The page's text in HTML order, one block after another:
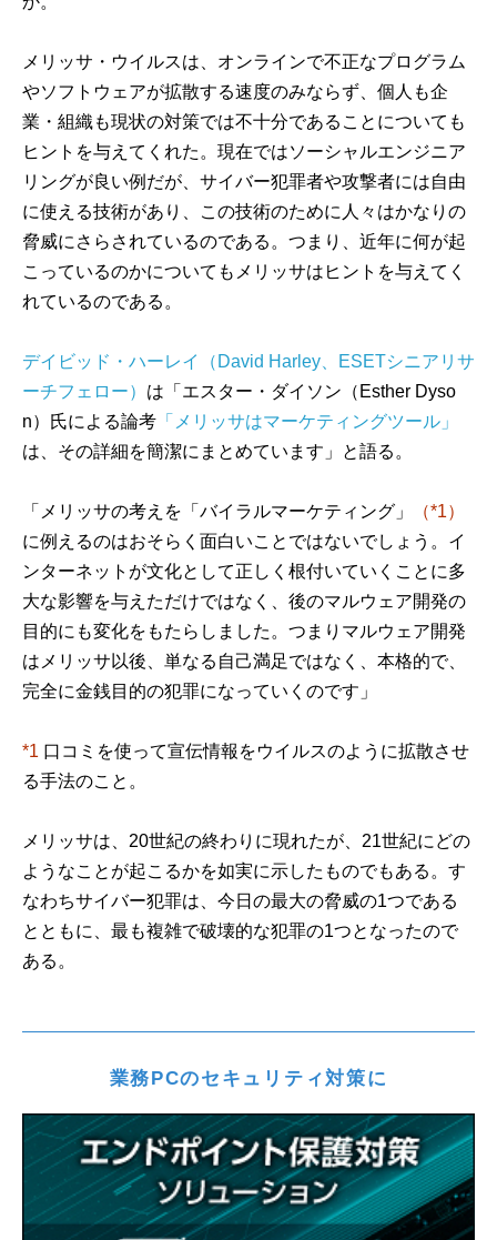
メリッサ・ウイルスは、オンラインで不正なプログラム
やソフトウェアが拡散する速度のみならず、個人も企
業・組織も現状の対策では不十分であることについても
ヒントを与えてくれた。現在ではソーシャルエンジニア
リングが良い例だが、サイバー犯罪者や攻撃者には自由
に使える技術があり、この技術のために人々はかなりの
脅威にさらされているのである。つまり、近年に何が起
こっているのかについてもメリッサはヒントを与えてく
れているのである。
デイビッド・ハーレイ（David Harley、ESETシニアリサ
ーチフェロー） は「エスター・ダイソン（Esther Dyso
n）氏による論考 「メリッサはマーケティングツール」
は、その詳細を簡潔にまとめています」と語る。
「メリッサの考えを「バイラルマーケティング」
（*1）
に例えるのはおそらく面白いことではないでしょう。イ
ンターネットが文化として正しく根付いていくことに多
大な影響を与えただけではなく、後のマルウェア開発の
目的にも変化をもたらしました。つまりマルウェア開発
はメリッサ以後、単なる自己満足ではなく、本格的で、
完全に金銭目的の犯罪になっていくのです」
*1 口コミを使って宣伝情報をウイルスのように拡散させ
る手法のこと。
メリッサは、20世紀の終わりに現れたが、21世紀にどの
ようなことが起こるかを如実に示したものでもある。す
なわちサイバー犯罪は、今日の最大の脅威の1つである
とともに、最も複雑で破壊的な犯罪の1つとなったので
ある。
業務PCのセキュリティ対策に